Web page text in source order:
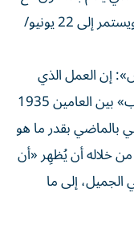
المؤسسة العربية للصورة وجهات أخرى، ويستمر إلى 22 يونيو/
برس»: إن العمل الذي
يتيح إعادة «اكتشاف بيروت ما قبل الحرب» بين العامين 1935
بالماضي بقدر ما هو
خلاله أن يُظهِر «أن
إلى ما